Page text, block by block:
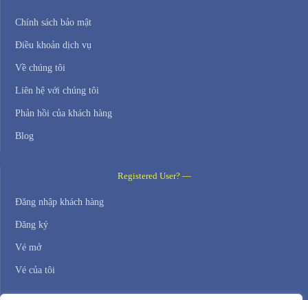
Chính sách bảo mật
Điều khoản dịch vụ
Về chúng tôi
Liên hệ với chúng tôi
Phản hồi của khách hàng
Blog
Registered User? —
Đăng nhập khách hàng
Đăng ký
Vé mở
Vé của tôi